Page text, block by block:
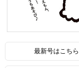
最新号はこちら